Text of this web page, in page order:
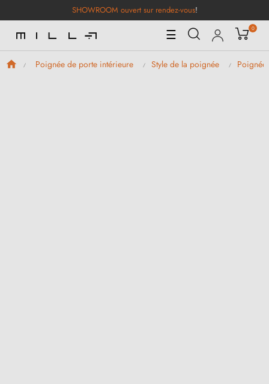
SHOWROOM ouvert sur rendez-vous!
Basculer
la
navigation
☰ 0
Poignée de porte intérieure Style de la poignée